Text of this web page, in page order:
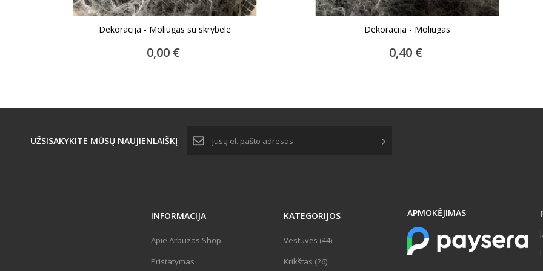
ĮDĖTI Į KREPŠELĮ
Dekoracija - Moliūgas su skrybele
0,00 €
ĮDĖTI Į KREPŠELĮ
Dekoracija - Moliūgas
0,40 €
UŽSISAKYKITE MŪSŲ NAUJIENLAIŠKĮ
INFORMACIJA
Apie Arbuzas Shop
Pristatymas
KATEGORIJOS
Vestuvės (44)
Krikštas (26)
APMOKĖJIMAS